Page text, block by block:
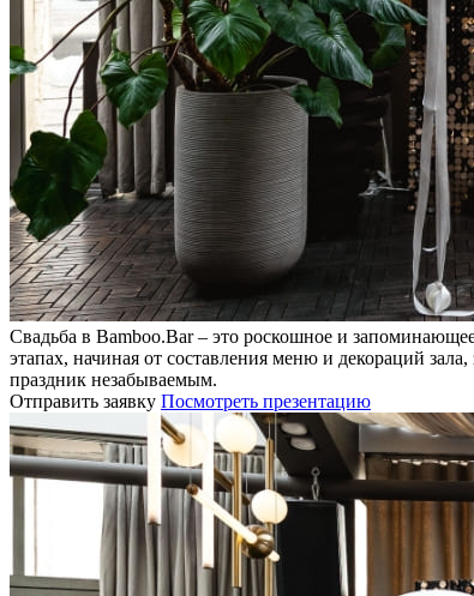
Свадьба в Bamboo.Bar – это роскошное и
этапах, начиная от составления меню и декораций
праздник незабываемым.
Отправить заявку Посмотреть презентацию